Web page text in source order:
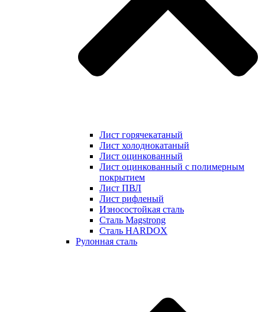
Лист горячекатаный
Лист холоднокатаный
Лист оцинкованный
Лист оцинкованный с полимерным
покрытием
Лист ПВЛ
Лист рифленый
Износостойкая сталь
Сталь Magstrong
Сталь HARDOX
Рулонная сталь